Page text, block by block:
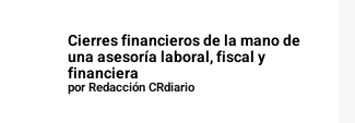
Cierres financieros de la mano de
una asesoría laboral, fiscal y
financiera
por Redacción CRdiario